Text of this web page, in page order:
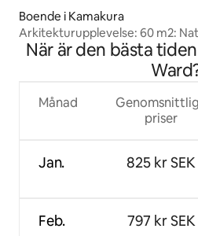
Boende i Kamakura
Arkitekturupplevelse: 60 m2:
När är den bästa
Månad
Jan.
Feb.
priser
825 kr SEK
797 kr SEK